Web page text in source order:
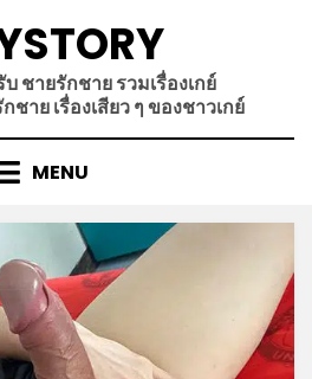
บ ชายรักชาย รวมเรื่องเกย์
าย เรื่องเสียว ๆ ของชาวเกย์
MENU